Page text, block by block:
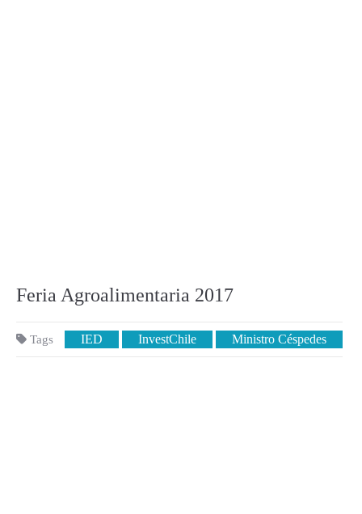
Feria Agroalimentaria 2017
Tags IED InvestChile Ministro Céspedes